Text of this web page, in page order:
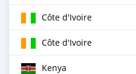
Côte d'Ivoire
Côte d'Ivoire
Kenya